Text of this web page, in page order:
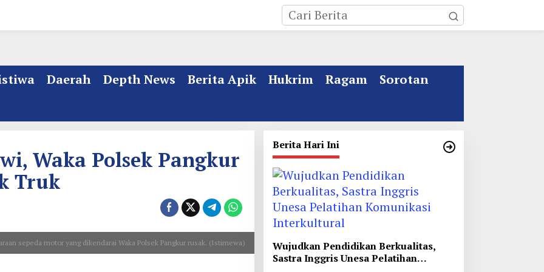
Daerah Depth News Berita Apik Hukrim Ragam Sorotan
Waka Polsek Pangkur
Truk
sepeda motor yang dikendarai Waka Polsek Pangkur rusak. (Istimewa)
Berita Hari Ini
Wujudkan Pendidikan Berkualitas,
Sastra Inggris Unesa Pelatihan